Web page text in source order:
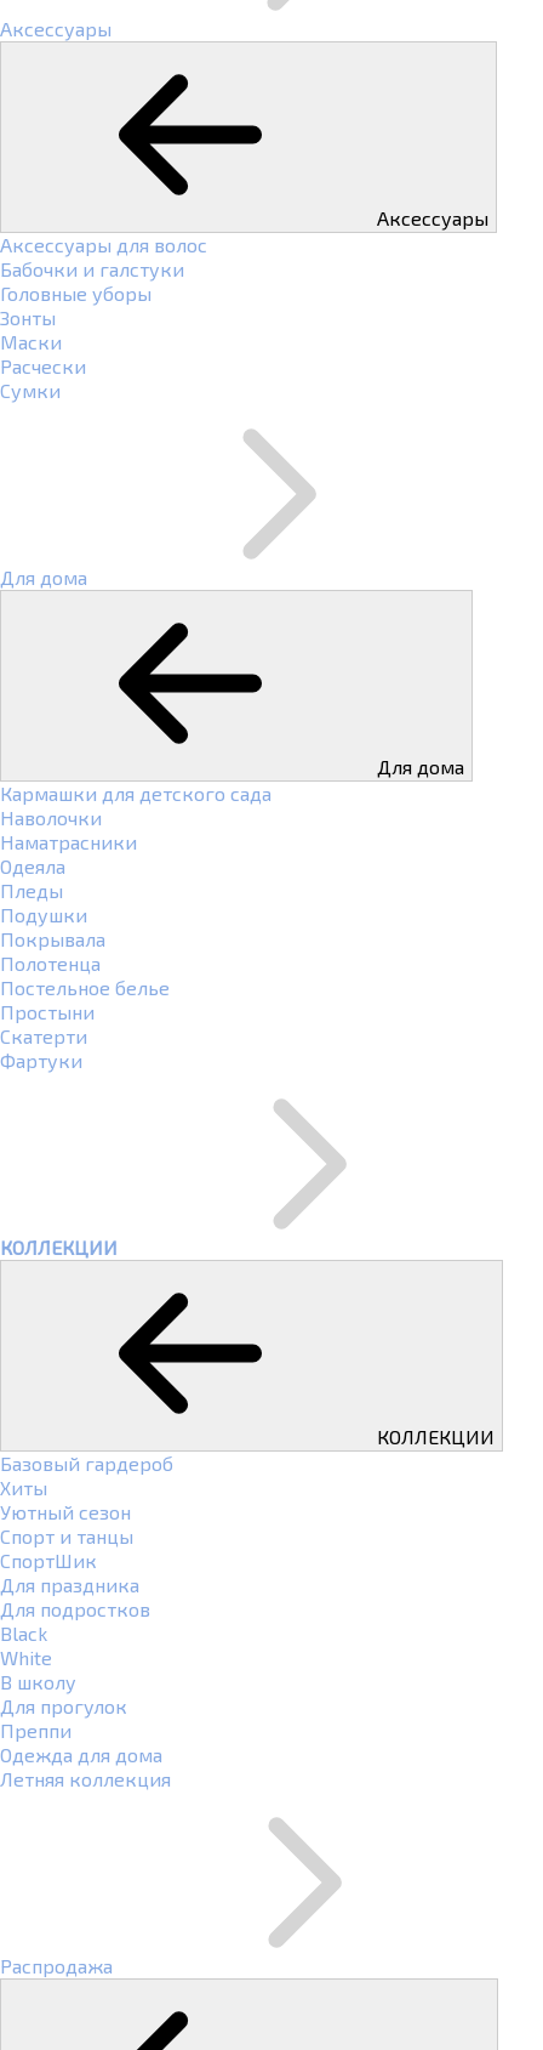
Аксессуары
Аксессуары
Аксессуары для волос
Бабочки и галстуки
Головные уборы
Зонты
Маски
Расчески
Сумки
Для дома
Для дома
Кармашки для детского сада
Наволочки
Наматрасники
Одеяла
Пледы
Подушки
Покрывала
Полотенца
Постельное белье
Простыни
Скатерти
Фартуки
КОЛЛЕКЦИИ
КОЛЛЕКЦИИ
Базовый гардероб
Хиты
Уютный сезон
Спорт и танцы
СпортШик
Для праздника
Для подростков
Black
White
В школу
Для прогулок
Преппи
Одежда для дома
Летняя коллекция
Распродажа